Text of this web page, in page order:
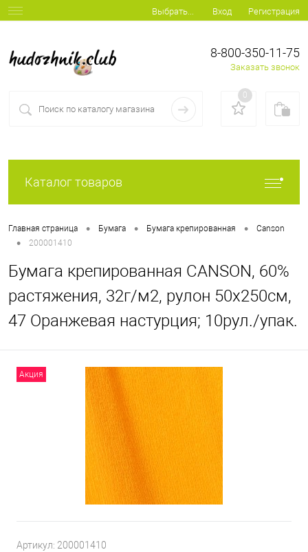
Выбрать... Вход Регистрация
8-800-350-11-75
Заказать звонок
0
Каталог товаров
Главная страница • Бумага • Бумага крепированная • Canson
• 200001410
Бумага крепированная CANSON, 60%
растяжения, 32г/м2, рулон 50х250см,
47 Оранжевая настурция; 10рул./упак.
Акция
Артикул: 200001410